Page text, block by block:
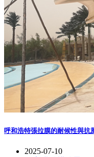
呼和浩特張拉膜的耐候性與抗
2025-07-10